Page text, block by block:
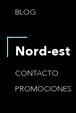
BLOG
Nord-est
CONTACTO
PROMOCIONES